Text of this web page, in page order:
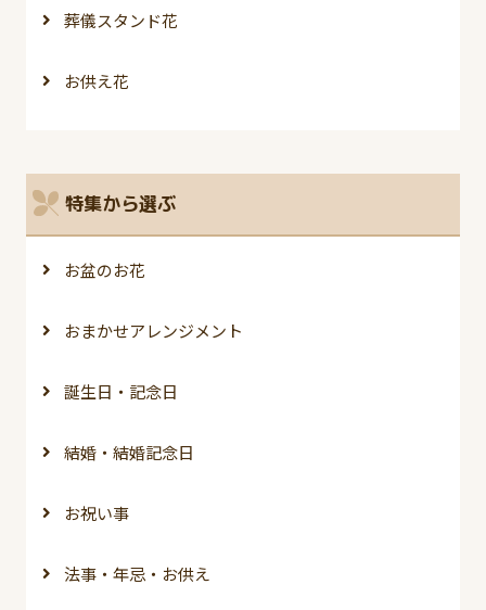
葬儀スタンド花
お供え花
特集から選ぶ
お盆のお花
おまかせアレンジメント
誕生日・記念日
結婚・結婚記念日
お祝い事
法事・年忌・お供え